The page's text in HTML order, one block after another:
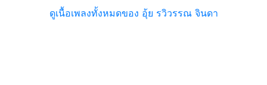
ดูเนื้อเพลงทั้งหมดของ อุ้ย รวิวรรณ จินดา